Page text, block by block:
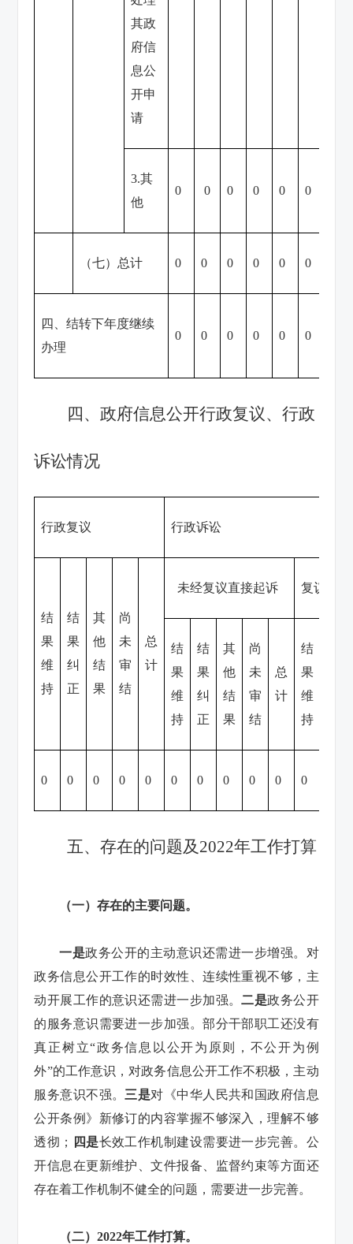
其政
府信
息公
开申
请
3.其
他
0 0 0 0 0 0
（七）总计 0 0 0 0 0 0
四、结转下年度继续
办理
0 0 0 0 0 0
四、政府信息公开行政复议、行政
诉讼情况
行政复议 行政诉讼
结
果
维
持
结
果
纠
正
其
他
结
果
尚
未
审
结
总
计
未经复议直接起诉 复议后
结
果
维
持
结
果
纠
正
其
他
结
果
尚
未
审
结
总
计
结
果
维
持
0 0 0 0 0 0 0 0 0 0 0
五、存在的问题及2022年工作打算
（一）存在的主要问题。
一是政务公开的主动意识还需进一步增强。对
政务信息公开工作的时效性、连续性重视不够，主
动开展工作的意识还需进一步加强。二是政务公开
的服务意识需要进一步加强。部分干部职工还没有
真正树立“政务信息以公开为原则，不公开为例
外”的工作意识，对政务信息公开工作不积极，主动
服务意识不强。 三是对《中华人民共和国政府信息
公开条例》新修订的内容掌握不够深入，理解不够
透彻；
四是长效工作机制建设需要进一步完善。公
开信息在更新维护、文件报备、监督约束等方面还
存在着工作机制不健全的问题，需要进一步完善。
（二）2022年工作打算。